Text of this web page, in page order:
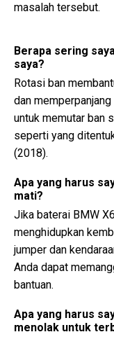
masalah tersebut.
Berapa sering
saya?
Rotasi ban
dan
untuk memutar ban
seperti yang
(2018).
Apa yang harus
mati?
Jika baterai BMW
menghidupkan
jumper dan
Anda dapat
bantuan.
Apa yang harus
menolak untuk